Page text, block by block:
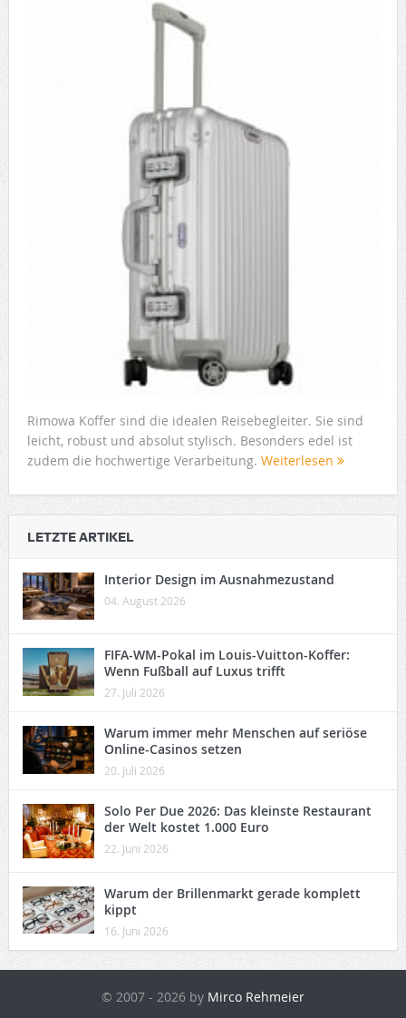
Rimowa Koffer sind die idealen Reisebegleiter. Sie sind
leicht, robust und absolut stylisch. Besonders edel ist
zudem die hochwertige Verarbeitung. Weiterlesen
LETZTE ARTIKEL
Interior Design im Ausnahmezustand
04. August 2026
FIFA-WM-Pokal im Louis-Vuitton-Koffer:
Wenn Fußball auf Luxus trifft
27. Juli 2026
Warum immer mehr Menschen auf seriöse
Online-Casinos setzen
20. Juli 2026
Solo Per Due 2026: Das kleinste Restaurant
der Welt kostet 1.000 Euro
22. Juni 2026
Warum der Brillenmarkt gerade komplett
kippt
16. Juni 2026
© 2007 - 2026 by Mirco Rehmeier